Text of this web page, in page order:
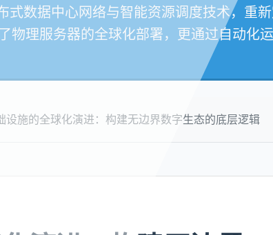
式数据中心网络与智能资源调度技术，重
物理服务器的全球化部署，更通过自动化
设施的全球化演进：构建无边界数字生态的底层逻辑